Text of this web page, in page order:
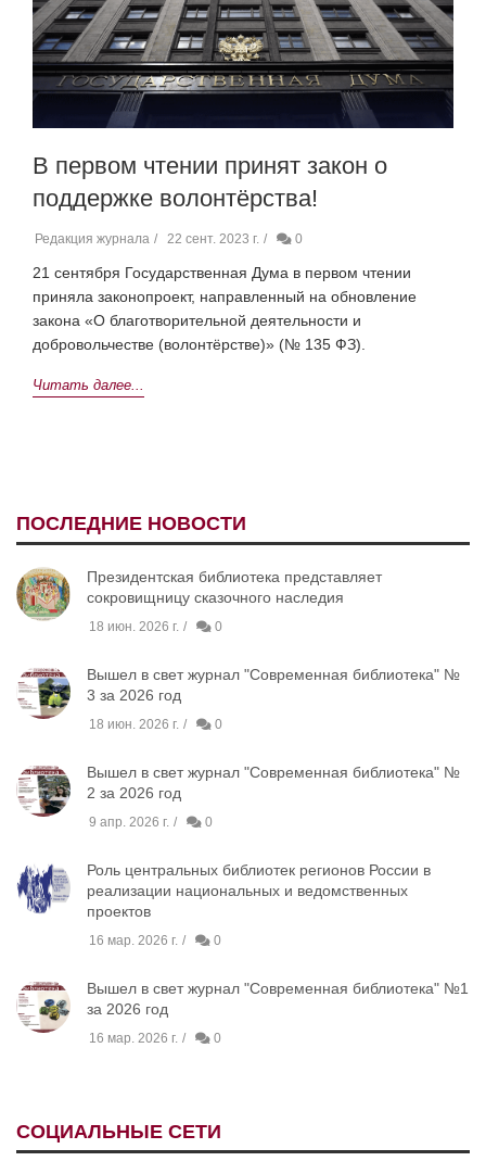
В первом чтении принят закон о
поддержке волонтёрства!
Редакция журнала 22 сент. 2023 г. 0
21 сентября Государственная Дума в первом чтении
приняла законопроект, направленный на обновление
закона «О благотворительной деятельности и
добровольчестве (волонтёрстве)» (№ 135 ФЗ).
Читать далее...
ПОСЛЕДНИЕ НОВОСТИ
Президентская библиотека представляет
сокровищницу сказочного наследия
18 июн. 2026 г. 0
Вышел в свет журнал "Современная библиотека" №
3 за 2026 год
18 июн. 2026 г. 0
Вышел в свет журнал "Современная библиотека" №
2 за 2026 год
9 апр. 2026 г. 0
Роль центральных библиотек регионов России в
реализации национальных и ведомственных
проектов
16 мар. 2026 г. 0
Вышел в свет журнал "Современная библиотека" №1
за 2026 год
16 мар. 2026 г. 0
СОЦИАЛЬНЫЕ СЕТИ